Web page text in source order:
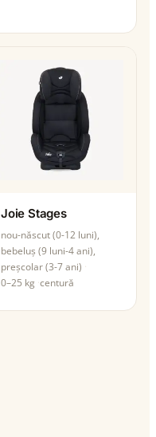
Joie Stages
nou-născut (0-12 luni),
bebeluș (9 luni-4 ani),
preșcolar (3-7 ani)
0–25 kg centură